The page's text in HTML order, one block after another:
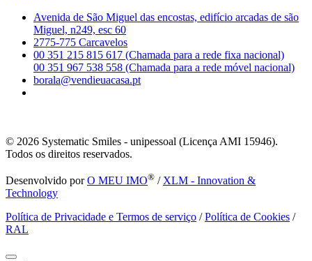
Avenida de São Miguel das encostas, edifício arcadas de são
Miguel, n249, esc 60
2775-775 Carcavelos
00 351 215 815 617 (Chamada para a rede fixa nacional)
00 351 967 538 558 (Chamada para a rede móvel nacional)
borala@vendieuacasa.pt
© 2026 Systematic Smiles - unipessoal (Licença AMI 15946).
Todos os direitos reservados.
Desenvolvido porO MEU IMO® / XLM - Innovation &
Technology
Política de Privacidade e Termos de serviço /Política de Cookies /
RAL